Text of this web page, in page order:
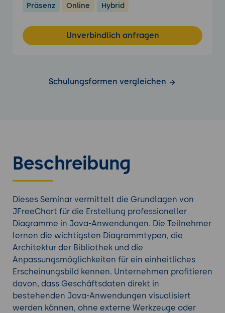
Präsenz Online Hybrid
Unverbindlich anfragen
Schulungsformen vergleichen
Beschreibung
Dieses Seminar vermittelt die Grundlagen von
JFreeChart für die Erstellung professioneller
Diagramme in Java-Anwendungen. Die Teilnehmer
lernen die wichtigsten Diagrammtypen, die
Architektur der Bibliothek und die
Anpassungsmöglichkeiten für ein einheitliches
Erscheinungsbild kennen. Unternehmen profitieren
davon, dass Geschäftsdaten direkt in
bestehenden Java-Anwendungen visualisiert
werden können, ohne externe Werkzeuge oder